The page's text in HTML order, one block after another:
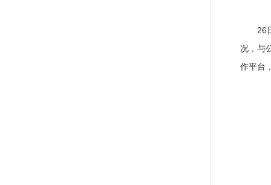
26
况，与
作平台